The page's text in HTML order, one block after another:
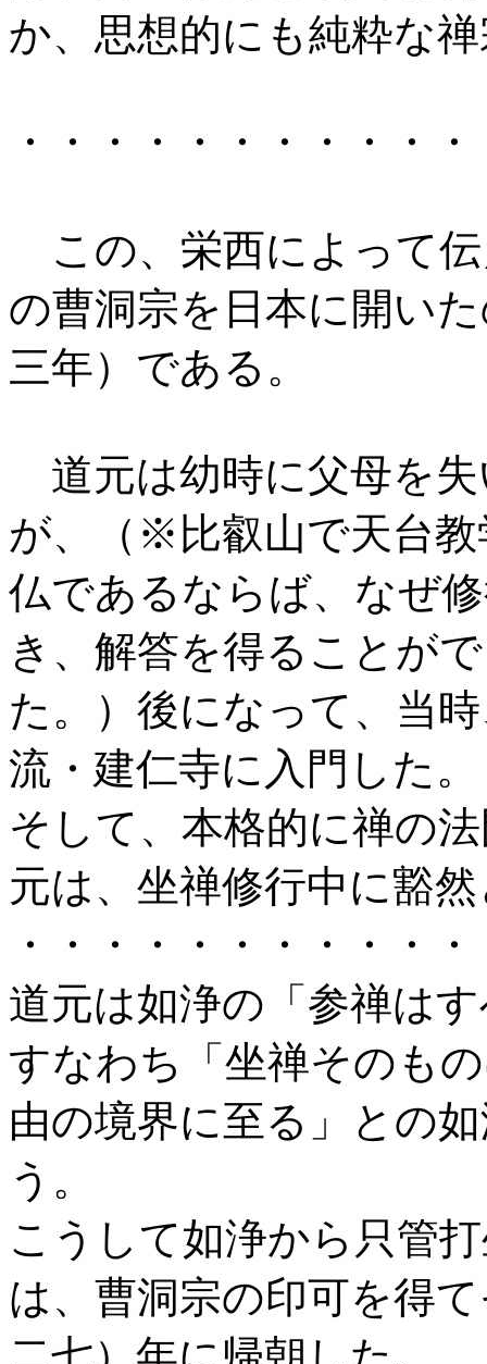
か、思想的にも純粋な
・・・・・・・・・・
この、栄西によって
の曹洞宗を日本に開い
三年）である。
道元は幼時に父母を
が、（※比叡山で天台
仏であるならば、なぜ
き、解答を得ることが
た。）後になって、当
流・建仁寺に入門した。
そして、本格的に禅の
元は、坐禅修行中に豁
・・・・・・・・・・
道元は如浄の「参禅は
すなわち「坐禅そのも
由の境界に至る」との
う。
こうして如浄から只管
は、曹洞宗の印可を得